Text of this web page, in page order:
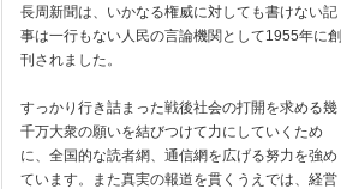
長周新聞は、いかなる権威に対しても書けない記
事は一行もない人民の言論機関として1955年に創
刊されました。
すっかり行き詰まった戦後社会の打開を求める幾
千万大衆の願いを結びつけて力にしていくため
に、全国的な読者網、通信網を広げる努力を強め
ています。また真実の報道を貫くうえでは、経営